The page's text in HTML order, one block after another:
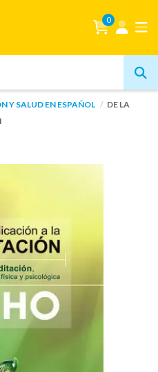
0
Y SALUD EN ESPAÑOL
DE LA